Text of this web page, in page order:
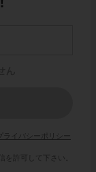
ライバシーポリシー
を許可して下さい。